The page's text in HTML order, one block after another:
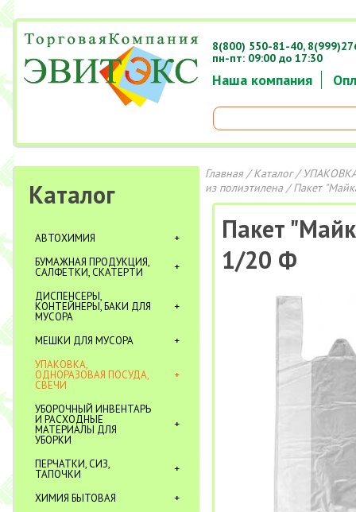
Наша компания
8(800) 550-81-40,
пн-пт: 09:00 до 17:30
Каталог
АВТОХИМИЯ
БУМАЖНАЯ ПРОДУКЦИЯ,
САЛФЕТКИ, СКАТЕРТИ
ДИСПЕНСЕРЫ,
КОНТЕЙНЕРЫ, БАКИ ДЛЯ
МУСОРА
МЕШКИ ДЛЯ МУСОРА
УПАКОВКА,
ОДНОРАЗОВАЯ ПОСУДА,
СВЕЧИ
УБОРОЧНЫЙ ИНВЕНТАРЬ
И РАСХОДНЫЕ
МАТЕРИАЛЫ ДЛЯ
УБОРКИ
ПЕРЧАТКИ, СИЗ,
ТАПОЧКИ
ХИМИЯ БЫТОВАЯ
Главная/Каталог/
из полиэтилена / Пакет
Пакет
1/20 Ф